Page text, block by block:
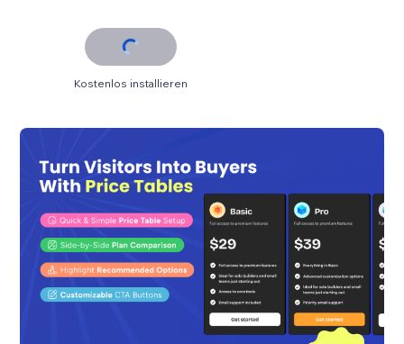
Kostenlos installieren